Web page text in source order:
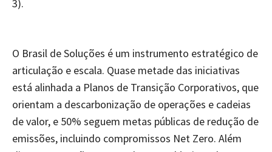
3).
O Brasil de Soluções é um instrumento estratégico de
articulação e escala. Quase metade das iniciativas
está alinhada a Planos de Transição Corporativos, que
orientam a descarbonização de operações e cadeias
de valor, e 50% seguem metas públicas de redução de
emissões, incluindo compromissos Net Zero. Além